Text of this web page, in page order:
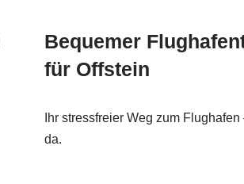
Bequemer
für Offstein
Ihr stressfreier Weg zum
da.